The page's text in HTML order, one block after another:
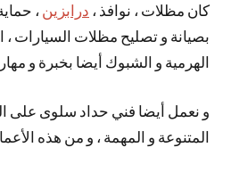
كان مظلات ، نوافذ ، درابزين ،
بصيانة و تصليح مظلات السيارات ،
الهرمية و الشبوك أيضا بخبرة و
و نعمل أيضا فني حداد سلوى على
المتنوعة و المهمة ، و من هذه